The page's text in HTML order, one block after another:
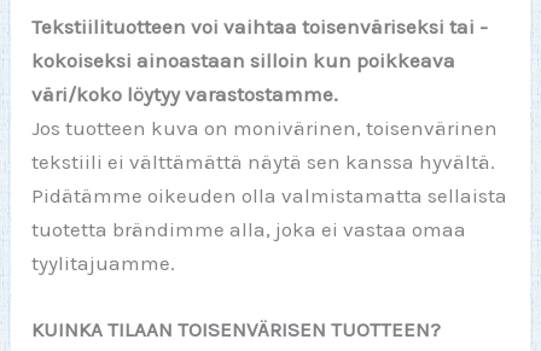
Tekstiilituotteen voi vaihtaa toisenväriseksi tai -
kokoiseksi ainoastaan silloin kun poikkeava
väri/koko löytyy varastostamme.
Jos tuotteen kuva on monivärinen, toisenvärinen
tekstiili ei välttämättä näytä sen kanssa hyvältä.
Pidätämme oikeuden olla valmistamatta sellaista
tuotetta brändimme alla, joka ei vastaa omaa
tyylitajuamme.
KUINKA TILAAN TOISENVÄRISEN TUOTTEEN?